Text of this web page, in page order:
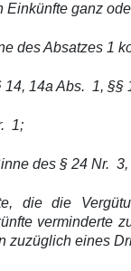
ganz
des Absatzes 1
14a Abs. 1, §§
1;
des § 24 Nr.
die die
verminderte
zuzüglich eines